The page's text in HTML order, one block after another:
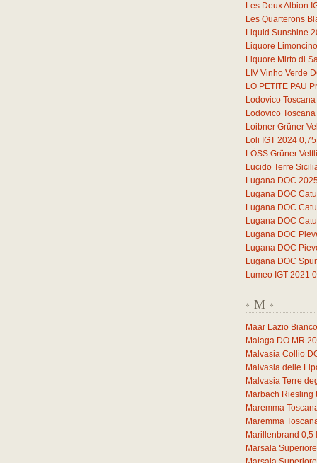
Les Deux Albion
Les Quarterons
Liquid Sunshine
Liquore Limoncino
Liquore Mirto di
LIV Vinho Verde
LO PETITE PAU
Lodovico
Lodovico
Loibner Grüner
Loli IGT 2024 0,75
LÖSS Grüner
Lucido Terre
Lugana DOC
Lugana DOC
Lugana DOC
Lugana DOC
Lugana DOC
Lugana DOC
Lugana DOC
Lumeo IGT 2021
* M *
Maar Lazio
Malaga DO MR
Malvasia Collio
Malvasia delle
Malvasia Terre
Marbach Riesling
Maremma
Maremma
Marillenbrand 0,5
Marsala